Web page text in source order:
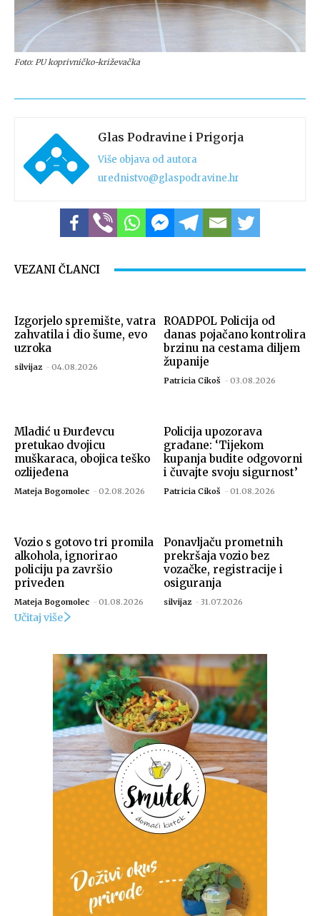
Foto: PU koprivničko-križevačka
Glas Podravine i Prigorja
Više objava od autora
urednistvo@glaspodravine.hr
VEZANI ČLANCI
Izgorjelo spremište, vatra
zahvatila i dio šume, evo
uzroka
silvijaz - 04.08.2026
ROADPOL Policija od
danas pojačano kontrolira
brzinu na cestama diljem
županije
Patricia Cikoš - 03.08.2026
Mladić u Đurđevcu
pretukao dvojicu
muškaraca, obojica teško
ozlijeđena
Mateja Bogomolec - 02.08.2026
Policija upozorava
građane: ‘Tijekom
kupanja budite odgovorni
i čuvajte svoju sigurnost’
Patricia Cikoš - 01.08.2026
Vozio s gotovo tri promila
alkohola, ignorirao
policiju pa završio
priveden
Mateja Bogomolec - 01.08.2026
Ponavljaču prometnih
prekršaja vozio bez
vozačke, registracije i
osiguranja
silvijaz - 31.07.2026
Učitaj više